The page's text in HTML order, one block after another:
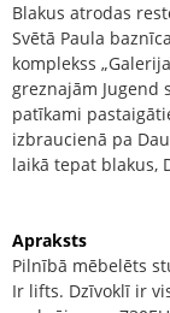
Blakus atrodas
Svētā Paula
komplekss
greznajām Jugend
patīkami
izbraucienā pa
laikā tepat blakus,
Apraksts
Pilnībā mēbelēts
Ir lifts. Dzīvoklī ir